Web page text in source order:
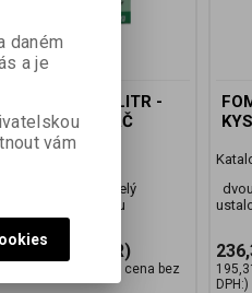
P (U1) 1 LITR -
USTALOVAČ
práškový kyselý
Etiketa výrobku
Kč(5,08 EUR)
(Vaše cena bez
DPH:)
daném
a je
vám